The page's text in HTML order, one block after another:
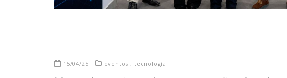
15/04/25 eventos , tecnología